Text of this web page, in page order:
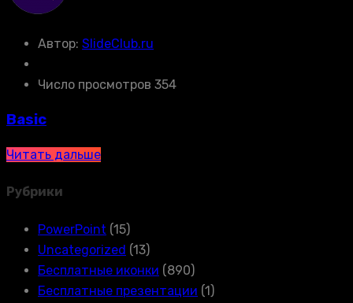
Автор: SlideClub.ru
Число просмотров 354
Basic
Читать дальше
Рубрики
PowerPoint (15)
Uncategorized (13)
Бесплатные иконки (890)
Бесплатные презентации (1)